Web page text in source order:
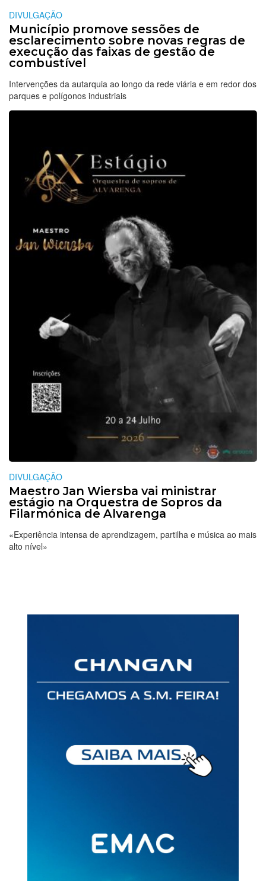
DIVULGAÇÃO
Município promove sessões de
esclarecimento sobre novas regras de
execução das faixas de gestão de
combustível
Intervenções da autarquia ao longo da rede viária e em redor dos
parques e polígonos industriais
DIVULGAÇÃO
Maestro Jan Wiersba vai ministrar
estágio na Orquestra de Sopros da
Filarmónica de Alvarenga
«Experiência intensa de aprendizagem, partilha e música ao mais
alto nível»